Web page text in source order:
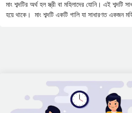
মাং শব্দটির অর্থ হল স্ত্রী বা মহিলাদের যোনি। এই শব্দটি
হয়ে থাকে। মাং শব্দটি একটি গালি যা সাধারণত একজন